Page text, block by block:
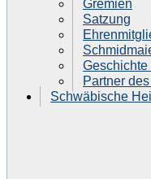
Gremien
Satzung
Geschichte
Partner
Schwäbische